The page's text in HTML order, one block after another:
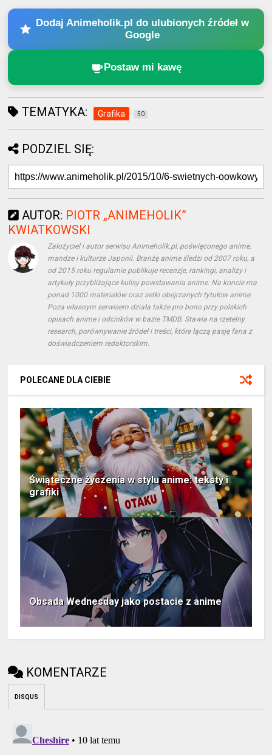
Dodaj Animeholik.pl do ulubionych źródeł w
Google
Postaw mi kawę
TEMATYKA: Grafika 50
PODZIEL SIĘ:
AUTOR: PIOTR „ANIMEHOLIK”
KWIATKOWSKI
Założyciel i autor serwisu Animeholik.pl, poświęconego anime,
mandze i kulturze Japonii. Branżę anime śledzi od 2007 roku, a
od 2015 roku regularnie publikuje recenzje, rankingi, analizy i
artykuły przybliżające kulisy powstawania anime. Na koncie ma
ponad 1000 materiałów oraz setki obejrzanych tytułów anime.
Poza własnym serwisem działa także pro bono przy polskich
opisach anime i odcinków w bazie TMDB. Stawia na rzetelny
research, porównywanie źródeł i treści, które łączą pasję fana z
doświadczeniem redaktorskim.
POLECANE DLA CIEBIE
Świąteczne życzenia w stylu anime: teksty i
grafiki
Obsada Wednesday jako postacie z anime
KOMENTARZE
DISQUS